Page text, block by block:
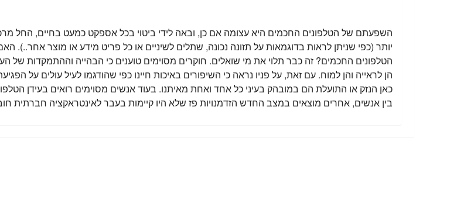
השפעתם של הטלפונים החכמים היא עצומה אם כן, ובאה לידי ביטוי בכל אספקט כמעט בחיים, החל
יותר (כפי שניתן לראות בדוגמאות על תזונה נכונה, שתלים לשיניים או כל פריט מידע או מוצר אחר..).
הטלפונים החכמים? זה כבר תלוי את מי שואלים. חוקרים מסוימים טוענים כי הבהייה וההתמקדות
הן לראייה והן למוח. עם זאת, על פניו נראה כי השיפורים באיכות חיינו כפי שהודגמו לעיל עולים על
כאן הנזק או התועלת הם במובהק בעיני כל אחד ואחת מאיתנו. בעוד אנשים מסוימים רואים בעידן
בין אנשים, אחרים מוצאים במצב החדש הזדמנויות פז שלא היו קיימות בעבר לאינטראקציה חברתית